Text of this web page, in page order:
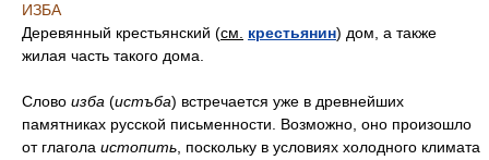
ИЗБА
Деревянный крестьянский (см. крестьянин) дом, а также
жилая часть такого дома.
Слово изба (истъба) встречается уже в древнейших
памятниках русской письменности. Возможно, оно произошло
от глагола истопить , поскольку в условиях холодного климата